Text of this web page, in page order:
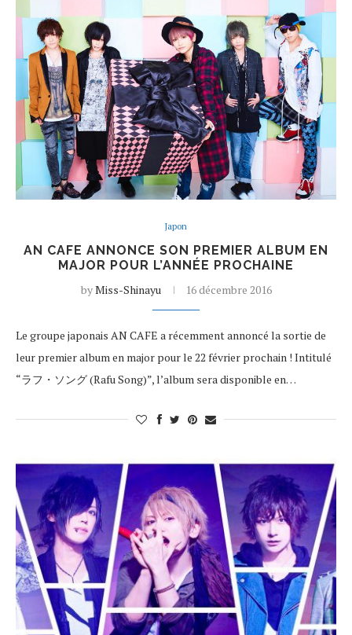
Japon
AN CAFE ANNONCE SON PREMIER ALBUM EN
MAJOR POUR L’ANNÉE PROCHAINE
byMiss-Shinayu 16 décembre 2016
Le groupe japonais AN CAFE a récemment annoncé la sortie de
leur premier album en major pour le 22 février prochain ! Intitulé
“ラフ・ソング (Rafu Song)”, l’album sera disponible en…